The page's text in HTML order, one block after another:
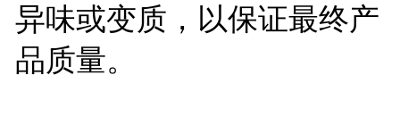
异味或变质，以保证最终产
品质量。